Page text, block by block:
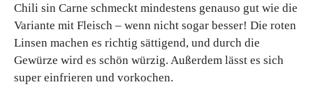
Chili sin Carne schmeckt mindestens genauso gut wie die
Variante mit Fleisch – wenn nicht sogar besser! Die roten
Linsen machen es richtig sättigend, und durch die
Gewürze wird es schön würzig. Außerdem lässt es sich
super einfrieren und vorkochen.